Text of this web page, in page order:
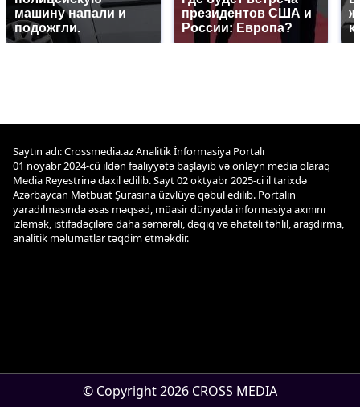
машину напали и
подожгли.
президентов США и
России: Европа?
Saytın adı: Crossmedia.az Analitik İnformasiya Portalı
01 noyabr 2024-cü ildən fəaliyyətə başlayıb və onlayn media olaraq
Media Reyestrinə daxil edilib. Sayt 02 oktyabr 2025-ci il tarixdə
Azərbaycan Mətbuat Şurasına üzvlüyə qəbul edilib. Portalın
yaradılmasında əsas məqsəd, müasir dünyada informasiya axınını
izləmək, istifadəçilərə daha səmərəli, dəqiq və əhatəli təhlil, araşdırma,
analitik məlumatlar təqdim etməkdir.
© Copyright 2026 CROSS MEDIA